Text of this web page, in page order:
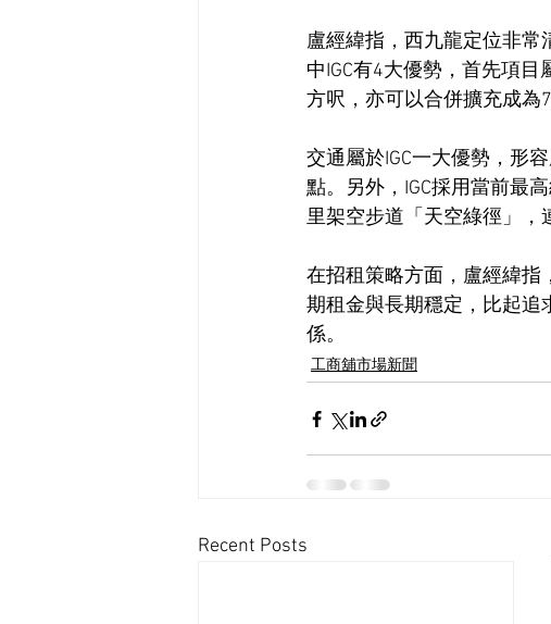
盧經緯指，西九龍定位非常
中IGC有4大優勢，首先項
方呎，亦可以合併擴充成為
交通屬於IGC一大優勢，形
點。另外，IGC採用當前最
里架空步道「天空綠徑」，
在招租策略方面，盧經緯指
期租金與長期穩定，比起追
係。
工商舖市場新聞
Recent Posts